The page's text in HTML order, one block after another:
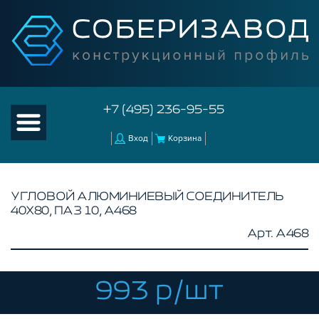
+7 (495) 236-95-55
Вход Корзина
КАТАЛОГ ТОВАРОВ
КОНСТРУКЦИОННЫЙ ПРОФИЛЬ
КОМПЛЕКТУЮЩИЕ К ЧПУ
АКСЕССУАРЫ ДЛЯ V-ПАЗА
УГЛОВОЙ АЛЮМИНИЕВЫЙ СОЕДИНИТЕЛЬ
40Х80, ПАЗ 10, A468
Арт. A468
993 р/шт